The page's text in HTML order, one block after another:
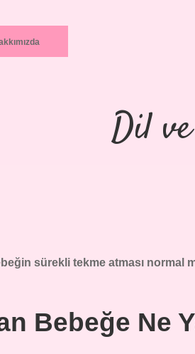
Dil
sürekli tekme atması normal
Bebeğe Ne